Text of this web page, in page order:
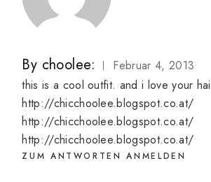
By choolee:
Februar 4, 2013
this is a cool outfit. and i love your
http://chicchoolee.blogspot.co.at/
http://chicchoolee.blogspot.co.at/
http://chicchoolee.blogspot.co.at/
ZUM ANTWORTEN ANMELDEN